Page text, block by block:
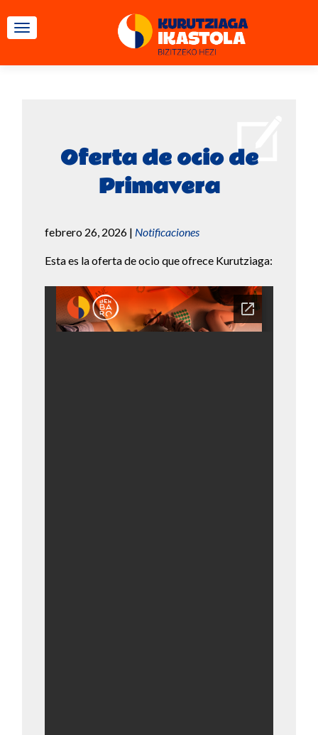
CAMBIAR NAVEGACIÓN
Oferta de ocio de
Primavera
febrero 26, 2026 | Notificaciones
Esta es la oferta de ocio que ofrece Kurutziaga: